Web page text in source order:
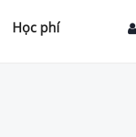
Học phí